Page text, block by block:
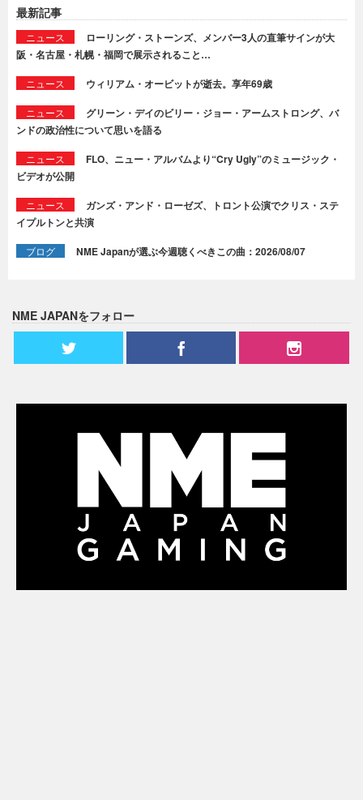
最新記事
ニュース
ローリング・ストーンズ、メンバー3人の直筆サインが大
阪・名古屋・札幌・福岡で展示されること…
ニュース ウィリアム・オービットが逝去。享年69歳
ニュース
グリーン・デイのビリー・ジョー・アームストロング、バ
ンドの政治性について思いを語る
ニュース
FLO、ニュー・アルバムより“Cry Ugly”のミュージック・
ビデオが公開
ニュース
ガンズ・アンド・ローゼズ、トロント公演でクリス・ステ
イプルトンと共演
ブログ NME Japanが選ぶ今週聴くべきこの曲：2026/08/07
NME JAPANをフォロー